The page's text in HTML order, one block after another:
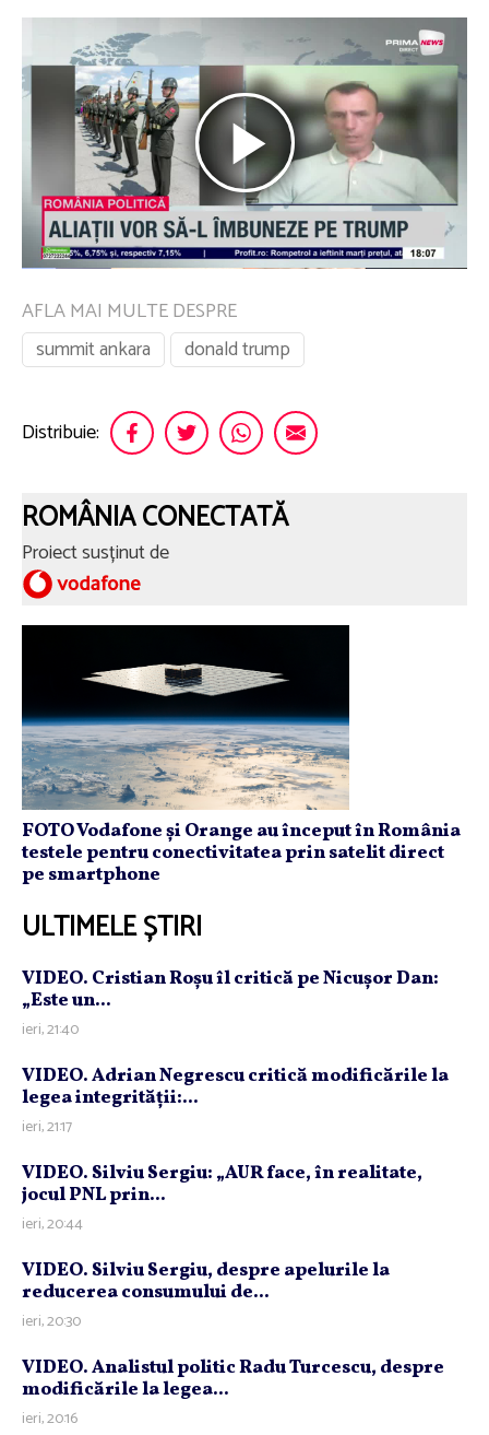
AFLA MAI MULTE DESPRE
summit ankara
donald trump
Distribuie:
ROMÂNIA CONECTATĂ
Proiect susținut de
FOTO Vodafone și Orange au început în România
testele pentru conectivitatea prin satelit direct
pe smartphone
ULTIMELE ȘTIRI
VIDEO. Cristian Roşu îl critică pe Nicuşor Dan:
„Este un...
ieri, 21:40
VIDEO. Adrian Negrescu critică modificările la
legea integrităţii:...
ieri, 21:17
VIDEO. Silviu Sergiu: „AUR face, în realitate,
jocul PNL prin...
ieri, 20:44
VIDEO. Silviu Sergiu, despre apelurile la
reducerea consumului de...
ieri, 20:30
VIDEO. Analistul politic Radu Turcescu, despre
modificările la legea...
ieri, 20:16